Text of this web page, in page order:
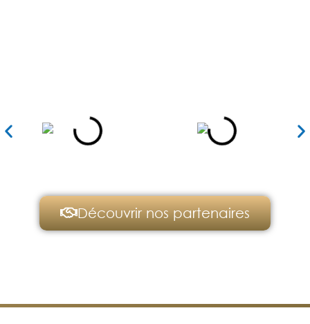
Découvrir nos partenaires